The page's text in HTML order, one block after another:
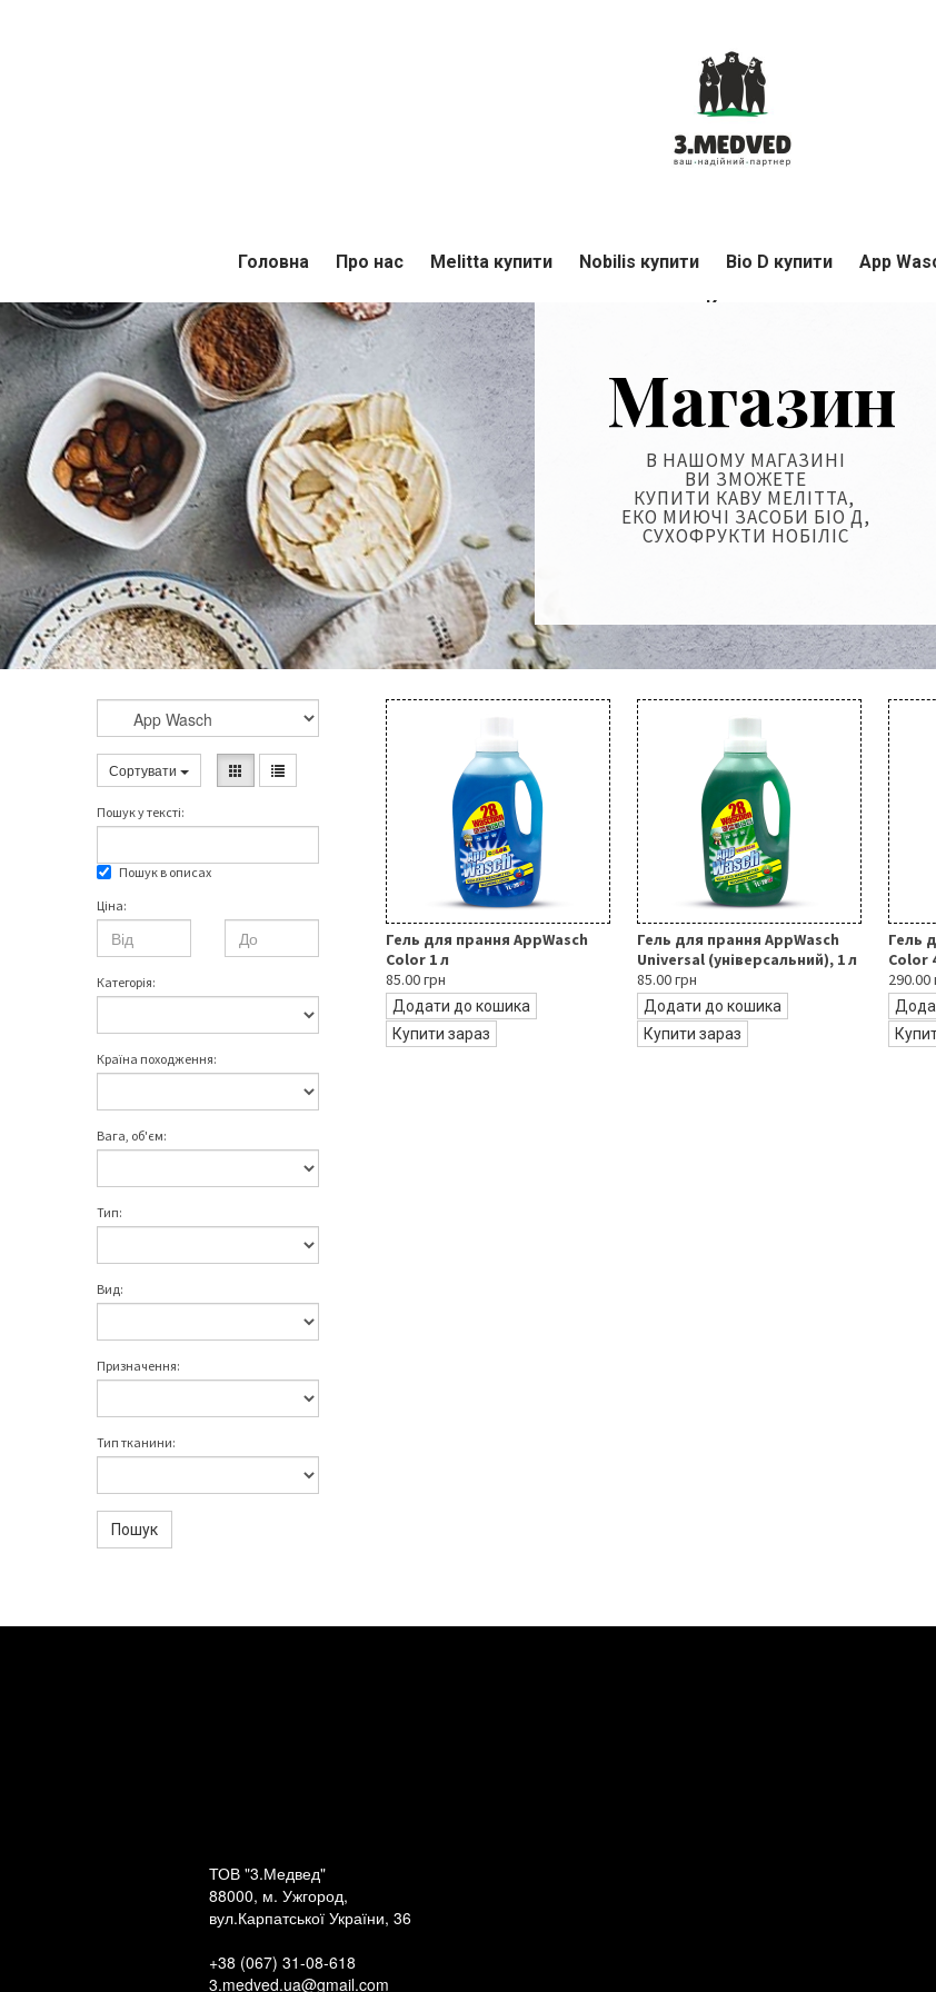
Головна Про нас Melitta купити Nobilis купити Bio D купити App
Контакти
Магазин
В НАШОМУ МАГАЗИНІ
ВИ ЗМОЖЕТЕ
КУПИТИ КАВУ МЕЛІТТА,
ЕКО МИЮЧІ ЗАСОБИ БІО Д,
СУХОФРУКТИ НОБІЛІС
Сортувати
Пошук у текстi:
Пошук в описах
Ціна:
Категорія:
Країна походження:
Вага, об'єм:
Тип:
Вид:
Призначення:
Тип тканини:
Пошук
Гель для прання AppWasch
Color 1 л
85.00 грн
Додати до кошика
Купити зараз
Гель для прання AppWasch
Universal (універсальний), 1 л
85.00 грн
Додати до кошика
Купити зараз
Гель
Color
290.00
ТОВ "3.Медвед"
88000, м. Ужгород,
вул.Карпатської України, 36
+38 (067) 31-08-618
3.medved.ua@gmail.com